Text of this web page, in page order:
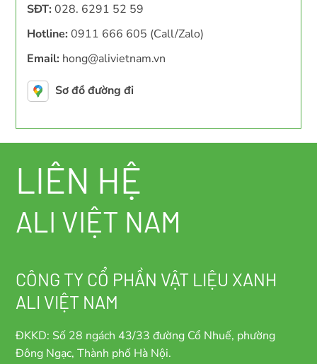
SĐT: 028. 6291 52 59
Hotline: 0911 666 605 (Call/Zalo)
Email: hong@alivietnam.vn
Sơ đồ đường đi
LIÊN HỆ
ALI VIỆT NAM
CÔNG TY CỔ PHẦN VẬT LIỆU XANH
ALI VIỆT NAM
ĐKKD: Số 28 ngách 43/33 đường Cổ Nhuế, phường
Đông Ngạc, Thành phố Hà Nội.